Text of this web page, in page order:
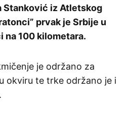
Stanković iz Atletskog
prvak je Srbije u
na 100 kilometara.
je održano za
okviru te trke održano je i